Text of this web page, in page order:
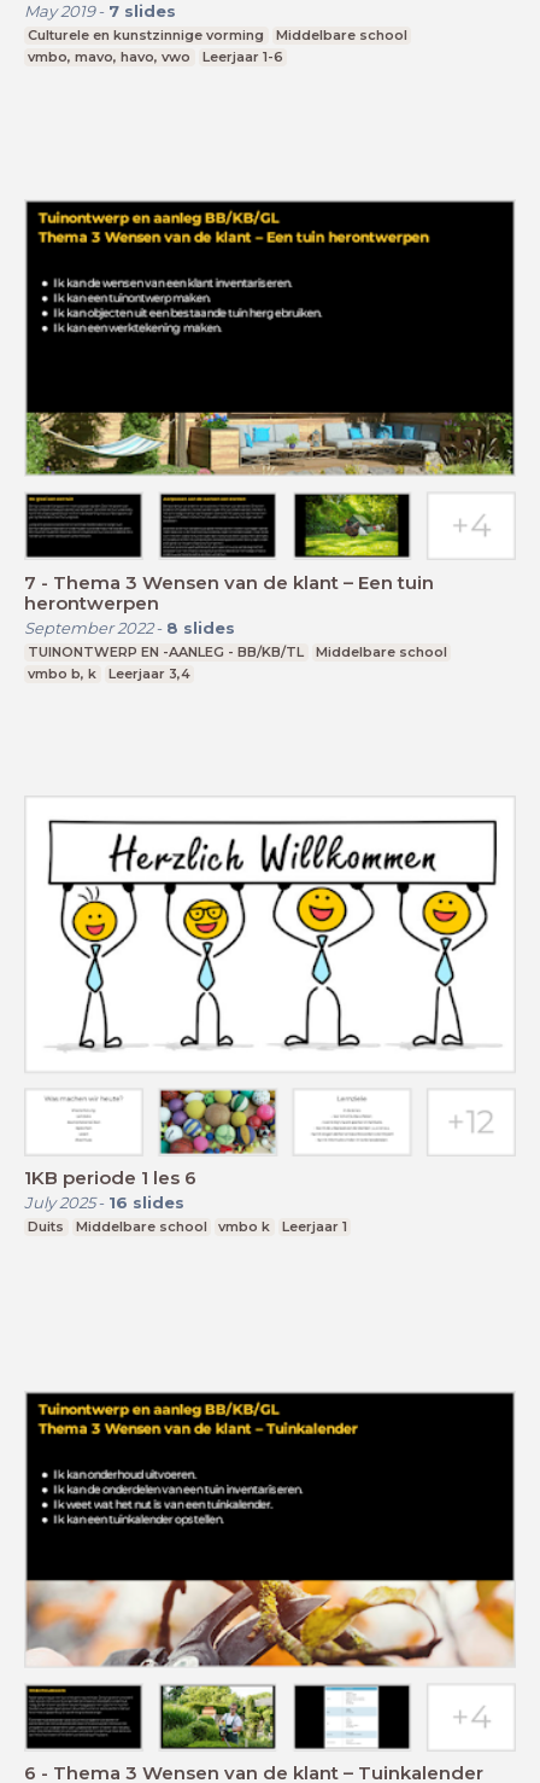
May 2019- 7 slides
Culturele en kunstzinnige vorming
Middelbare school
vmbo, mavo, havo, vwo
Leerjaar 1-6
7 - Thema 3 Wensen van de klant – Een tuin
herontwerpen
September 2022- 8 slides
TUINONTWERP EN -AANLEG - BB/KB/TL
Middelbare school
vmbo b, k
Leerjaar 3,4
1KB periode 1 les 6
July 2025- 16 slides
Duits Middelbare school vmbo k Leerjaar 1
6 - Thema 3 Wensen van de klant – Tuinkalender